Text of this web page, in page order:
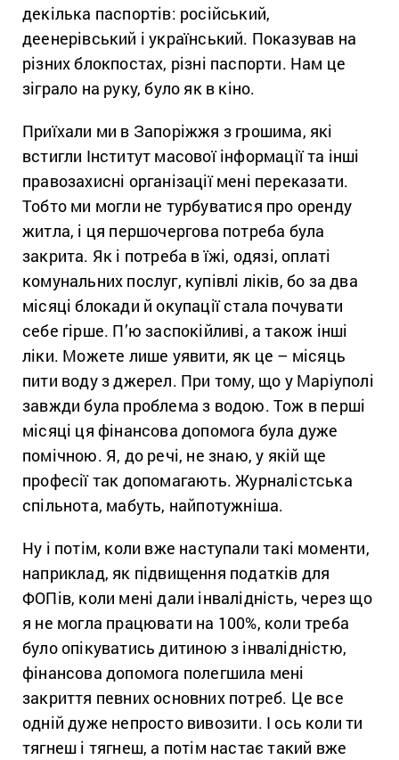
декілька паспортів: російський,
деенерівський і український. Показував на
різних блокпостах, різні паспорти. Нам це
зіграло на руку, було як в кіно.
Приїхали ми в Запоріжжя з грошима, які
встигли Інститут масової інформації та інші
правозахисні організації мені переказати.
Тобто ми могли не турбуватися про оренду
житла, і ця першочергова потреба була
закрита. Як і потреба в їжі, одязі, оплаті
комунальних послуг, купівлі ліків, бо за два
місяці блокади й окупації стала почувати
себе гірше. П’ю заспокійливі, а також інші
ліки. Можете лише уявити, як це – місяць
пити воду з джерел. При тому, що у Маріуполі
завжди була проблема з водою. Тож в перші
місяці ця фінансова допомога була дуже
помічною. Я, до речі, не знаю, у якій ще
професії так допомагають. Журналістська
спільнота, мабуть, найпотужніша.
Ну і потім, коли вже наступали такі моменти,
наприклад, як підвищення податків для
ФОПів, коли мені дали інвалідність, через що
я не могла працювати на 100%, коли треба
було опікуватись дитиною з інвалідністю,
фінансова допомога полегшила мені
закриття певних основних потреб. Це все
одній дуже непросто вивозити. І ось коли ти
тягнеш і тягнеш, а потім настає такий вже